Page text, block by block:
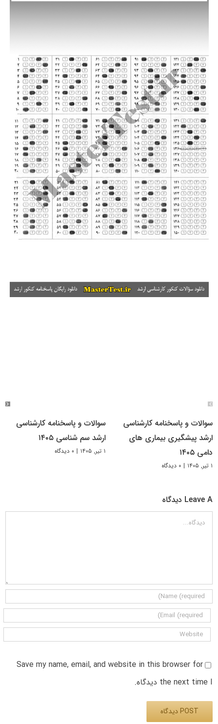
سوالات و پاسخنامه کارشناسی
ارشد پیشگیری بیماری های
دامی ۱۴۰۵
۱ تیر, ۱۴۰۵ | ۰ دیدگاه
سوالات و پاسخنامه کارشناسی
ارشد سم شناسی ۱۴۰۵
۱ تیر, ۱۴۰۵ | ۰ دیدگاه
Leave A دیدگاه
دیدگاه
Save my name, email, and website in this browser for
the next time I دیدگاه.